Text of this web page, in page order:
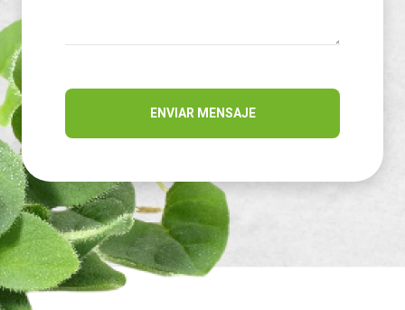
ENVIAR MENSAJE